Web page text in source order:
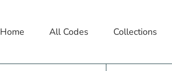
Home All Codes Collections